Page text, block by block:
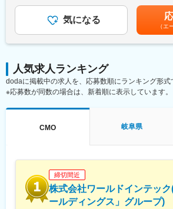
・担当製品の販売活動、各種販促イベン
・製品適正使用のための技術サポート（
・製品適正使用に必要となる文献・資料
■担当製品：
心臓や下肢の血管の病気に対し、カテー
「バスキュラーインターベンション（血
肝臓がんの化学療法「インターベンショ
医師が求める操作性や品質を追求すると
https://www.terumo.co.jp/business/tis
■配属エリア：
はあくまでも目安の金額であり、選考を
あります。月給(月額)は固定手当を含め
気になる
（エ
人気求人ランキング
dodaに掲載中の求人を、応募数順にランキング形式
※応募数が同数の場合は、新着順に表示しています。
CMO 岐阜県
締切間近
株式会社ワールドインテッ
ールディングス」グループ)